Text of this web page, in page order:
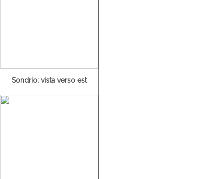
Sondrio: vista verso est